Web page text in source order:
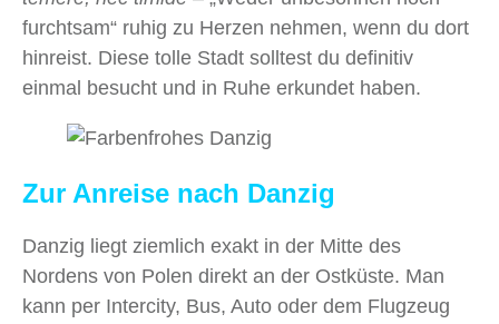
furchtsam“ ruhig zu Herzen nehmen, wenn du dort
hinreist. Diese tolle Stadt solltest du definitiv
einmal besucht und in Ruhe erkundet haben.
Zur Anreise nach Danzig
Danzig liegt ziemlich exakt in der Mitte des
Nordens von Polen direkt an der Ostküste. Man
kann per Intercity, Bus, Auto oder dem Flugzeug